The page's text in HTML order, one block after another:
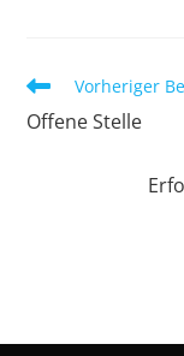
Vorheriger
Offene Stelle